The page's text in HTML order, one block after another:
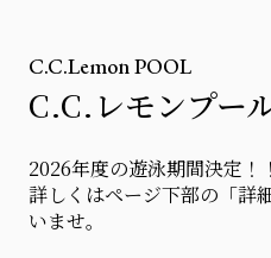
C.C.Lemon POOL
C.C.レモンプー
2026年度の遊泳期間決定！
詳しくはページ下部の「詳
いませ。